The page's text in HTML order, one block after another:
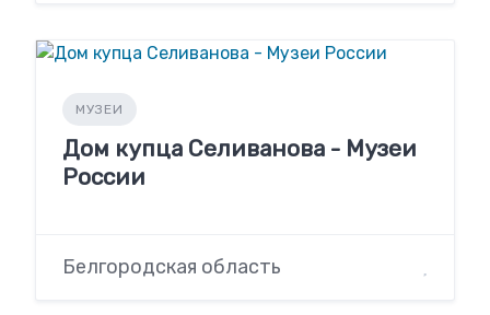
МУЗЕИ
Дом купца Селиванова - Музеи
России
Белгородская область